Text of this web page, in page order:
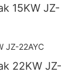
15KW JZ-
22KW JZ-